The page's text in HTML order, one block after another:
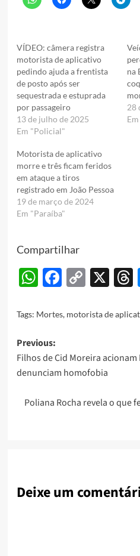
VÍDEO: câmera registra
motorista de aplicativo
pedindo ajuda a frentista
de posto após ser
sequestrada e estuprada
por passageiro
13 de julho de 2025
Em "Policial"
na
28
Motorista de aplicativo
morre e três ficam feridos
em ataque a tiros
registrado em João Pessoa
19 de março de 2024
Em "Paraíba"
Compartilhar
WhatsApp
Copy
X
Tags: Mortes, motorista de
Post
navigation
Previous:
Filhos de Cid Moreira acionam
denunciam homofobia
Poliana Rocha revela o que
Deixe um